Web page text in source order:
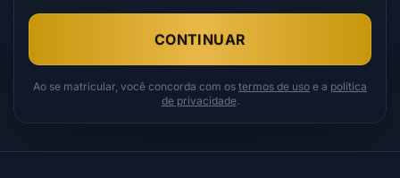
CONTINUAR
Ao se matricular, você concorda com os termos de uso e a política
de privacidade.